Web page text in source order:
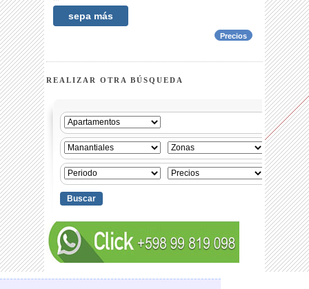
sepa más
Precios
REALIZAR OTRA BÚSQUEDA